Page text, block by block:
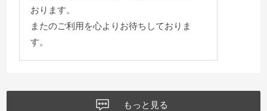
おります。
またのご利用を心よりお待ちしておりま
す。
もっと見る